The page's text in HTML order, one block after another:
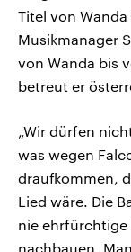
Titel von
Musikmanager
von Wanda bis
betreut er
„Wir dürfen
was wegen
draufkommen,
Lied wäre. Die
nie ehrfürchtige
nachbauen.